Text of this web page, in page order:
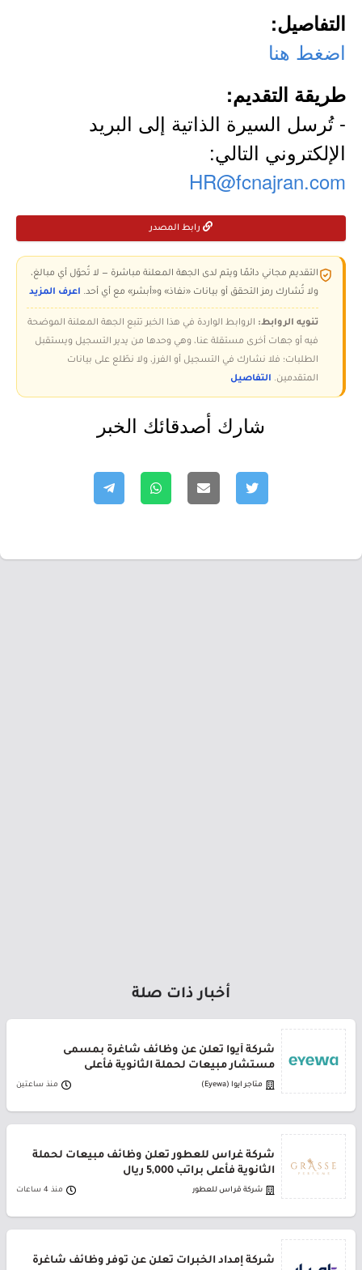
التفاصيل:
اضغط هنا
طريقة التقديم:
- تُرسل السيرة الذاتية إلى البريد
الإلكتروني التالي:
HR@fcnajran.com
رابط المصدر
التقديم مجاني دائمًا ويتم لدى الجهة المعلنة مباشرة — لا تُحوّل أي مبالغ،
ولا تُشارك رمز التحقق أو بيانات «نفاذ» و«أبشر» مع أي أحد. اعرف المزيد
تنويه الروابط: الروابط الواردة في هذا الخبر تتبع الجهة المعلنة الموضحة
فيه أو جهات أخرى مستقلة عنا، وهي وحدها من يدير التسجيل ويستقبل
الطلبات؛ فلا نشارك في التسجيل أو الفرز، ولا نطّلع على بيانات
المتقدمين. التفاصيل
شارك أصدقائك الخبر
أخبار ذات صلة
شركة أيوا تعلن عن وظائف شاغرة بمسمى
مستشار مبيعات لحملة الثانوية فأعلى
متاجر ايوا (Eyewa) منذ ساعتين
شركة غراس للعطور تعلن وظائف مبيعات لحملة
الثانوية فأعلى براتب 5,000 ريال
شركة قراس للعطور منذ 4 ساعات
شركة إمداد الخبرات تعلن عن توفر وظائف شاغرة